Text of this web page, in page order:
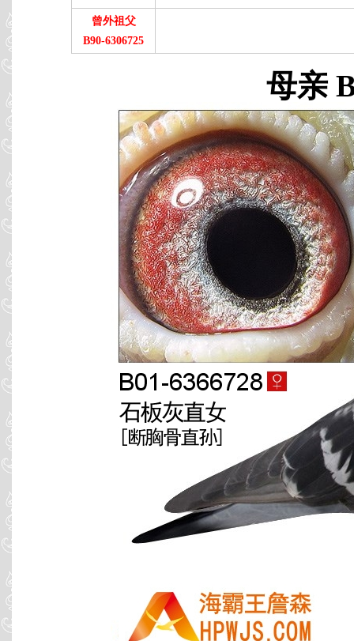
曾外祖父
B90-6306725
母亲